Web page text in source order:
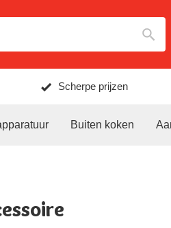
Scherpe prijzen
Buiten koken